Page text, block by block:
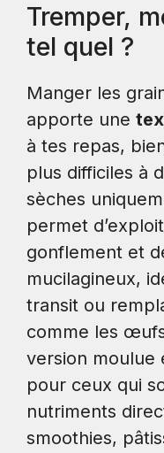
Tremper,
tel quel ?
Manger les
apporte une
à tes repas,
plus difficiles à
sèches
permet
gonflement et
mucilagineux,
transit ou
comme les
version moulue
pour ceux qui
nutriments
smoothies,